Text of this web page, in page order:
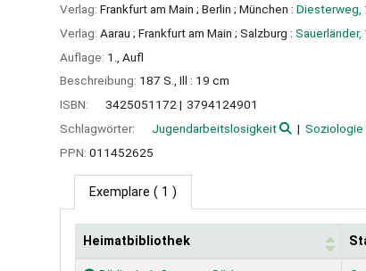
Verlag: Frankfurt am Main ; Berlin ; München : Diesterweg,
Verlag: Aarau ; Frankfurt am Main ; Salzburg : Sauerländer,
Auflage: 1., Aufl
Beschreibung: 187 S., Ill : 19 cm
ISBN:
3425051172
3794124901
Schlagwörter:
Jugendarbeitslosigkeit Soziologie
PPN: 011452625
Exemplare ( 1 )
Exemplare
Heimatbibliothek